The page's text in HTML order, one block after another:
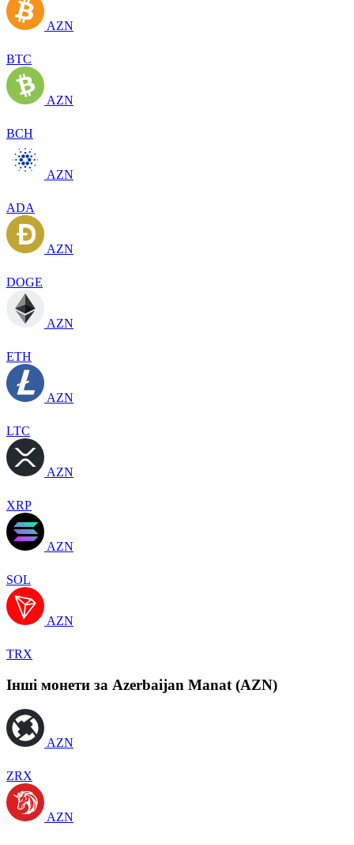
AZN
BTC
AZN
BCH
AZN
ADA
AZN
DOGE
AZN
ETH
AZN
LTC
AZN
XRP
AZN
SOL
AZN
TRX
Інші монети за Azerbaijan Manat (AZN)
AZN
ZRX
AZN